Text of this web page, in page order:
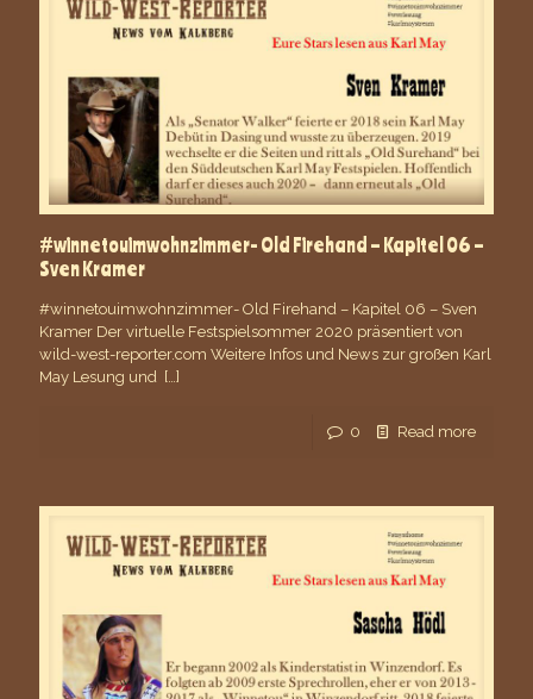
#winnetouimwohnzimmer- Old Firehand – Kapitel 06 –
Sven Kramer
#winnetouimwohnzimmer- Old Firehand – Kapitel 06 – Sven
Kramer Der virtuelle Festspielsommer 2020 präsentiert von
wild-west-reporter.com Weitere Infos und News zur großen Karl
May Lesung und […]
0 Read more